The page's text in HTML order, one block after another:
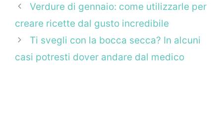
Verdure di gennaio: come utilizzarle per
creare ricette dal gusto incredibile
Ti svegli con la bocca secca? In alcuni
casi potresti dover andare dal medico